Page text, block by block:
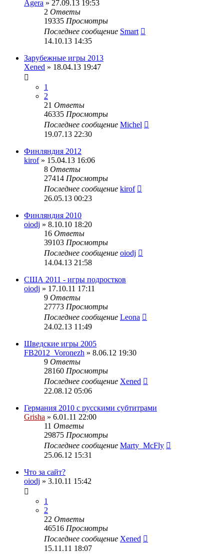
Agera » 27.09.13 19:53
2 Ответы
19335 Просмотры
Последнее сообщение Smart
14.10.13 14:35
Зарубежные игры 2013
Xened » 18.04.13 19:47
1
2
21 Ответы
46335 Просмотры
Последнее сообщение Michel
19.07.13 22:30
Финляндия 2012
kirof» 15.04.13 16:06
8 Ответы
27414 Просмотры
Последнее сообщение kirof
26.05.13 00:23
Финляндия 2010
oiodj » 8.10.10 18:20
16 Ответы
39103 Просмотры
Последнее сообщение oiodj
14.04.13 21:58
США 2011 - игры подростков
oiodj » 17.10.11 17:11
9 Ответы
27773 Просмотры
Последнее сообщение Leona
24.02.13 11:49
Шведские игры 2005
FB2012_Voronezh » 8.06.12 19:30
9 Ответы
28160 Просмотры
Последнее сообщение Xened
22.08.12 05:06
Германия 2010 с русскими субтитрами
Grisha » 6.01.11 22:00
11 Ответы
29875 Просмотры
Последнее сообщение Marty_McFly
25.06.12 15:31
Что за сайт?
oiodj » 3.10.11 15:42
1
2
22 Ответы
46516 Просмотры
Последнее сообщение Xened
15.11.11 18:07